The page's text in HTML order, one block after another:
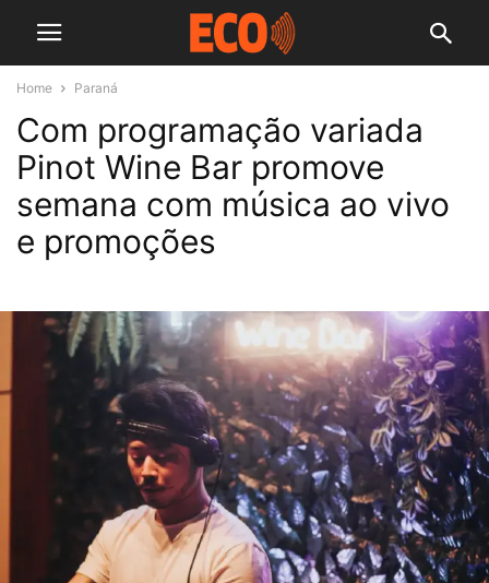
Home Paraná
Com programação variada
Pinot Wine Bar promove
semana com música ao vivo
e promoções